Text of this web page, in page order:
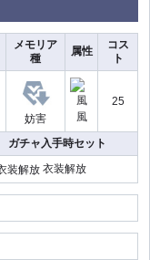
メモリア
種
属性
コス
ト
妨害
風
25
ガチャ入手時セット
衣装解放